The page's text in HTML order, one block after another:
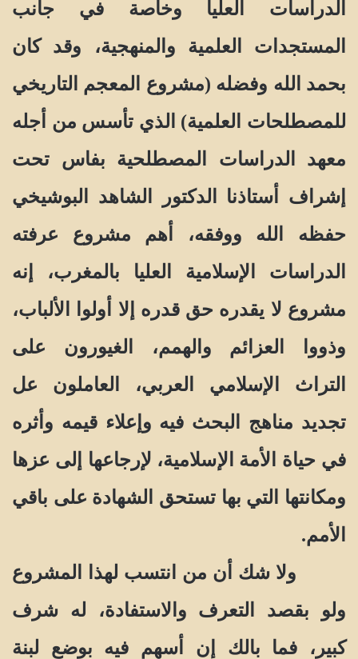
الدراسات العليا وخاصة في جانب
المستجدات العلمية والمنهجية، وقد كان
بحمد الله وفضله (مشروع المعجم التاريخي
للمصطلحات العلمية) الذي تأسس من أجله
معهد الدراسات المصطلحية بفاس تحت
إشراف أستاذنا الدكتور الشاهد البوشيخي
حفظه الله ووفقه، أهم مشروع عرفته
الدراسات الإسلامية العليا بالمغرب، إنه
مشروع لا يقدره حق قدره إلا أولوا الألباب،
وذووا العزائم والهمم، الغيورون على
التراث الإسلامي العربي، العاملون عل
تجديد مناهج البحث فيه وإعلاء قيمه وأثره
في حياة الأمة الإسلامية، لإرجاعها إلى عزها
ومكانتها التي بها تستحق الشهادة على باقي
الأمم.
ولا شك أن من انتسب لهذا المشروع
ولو بقصد التعرف والاستفادة، له شرف
كبير، فما بالك إن أسهم فيه بوضع لبنة